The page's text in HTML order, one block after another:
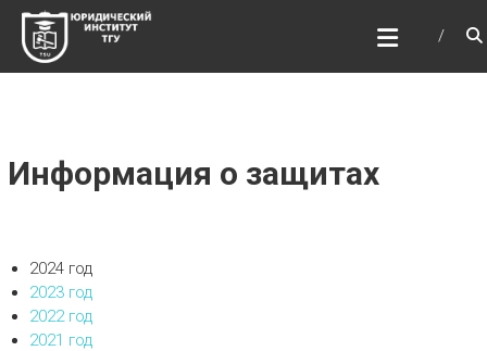
Перейти
содержимому
ЮРИДИЧЕСКИЙ
ИНСТИТУТ ТГУ
ЮИ ТГУ
Информация о защитах
2024 год
2023 год
2022 год
2021 год